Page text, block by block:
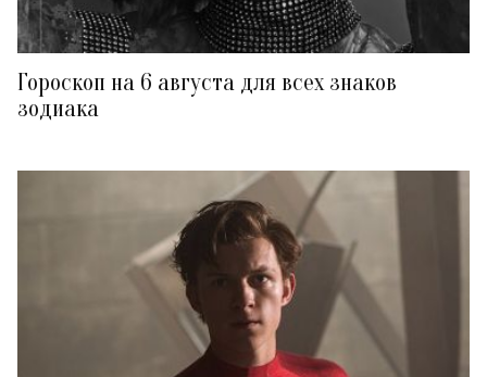
Гороскоп на 6 августа для всех знаков
зодиака